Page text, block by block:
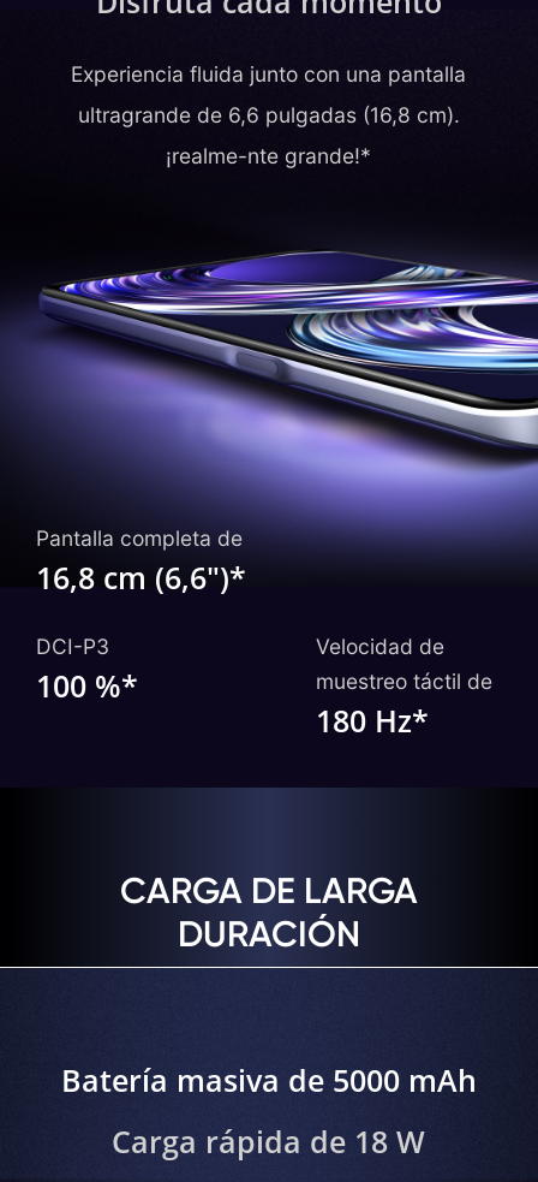
Experiencia fluida junto con una pantalla
ultragrande de 6,6 pulgadas (16,8 cm).
¡realme-nte grande!*
Pantalla completa de
16,8 cm (6,6")*
DCI-P3
100 %*
Velocidad de
muestreo táctil de
180 Hz*
CARGA DE LARGA
DURACIÓN
Batería masiva de 5000 mAh
Carga rápida de 18 W